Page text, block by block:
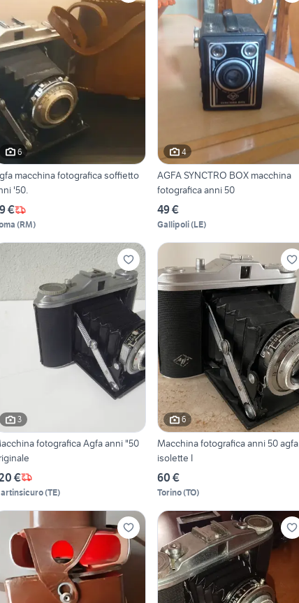
6
macchina fotografica soffietto
'50.
€
(RM)
4
AGFA SYNCTRO BOX macchina
fotografica anni 50
49 €
Gallipoli(LE)
3
fotografica Agfa anni "50
€
(TE)
6
Macchina fotografica anni 50 agfa
isolette I
60 €
Torino(TO)